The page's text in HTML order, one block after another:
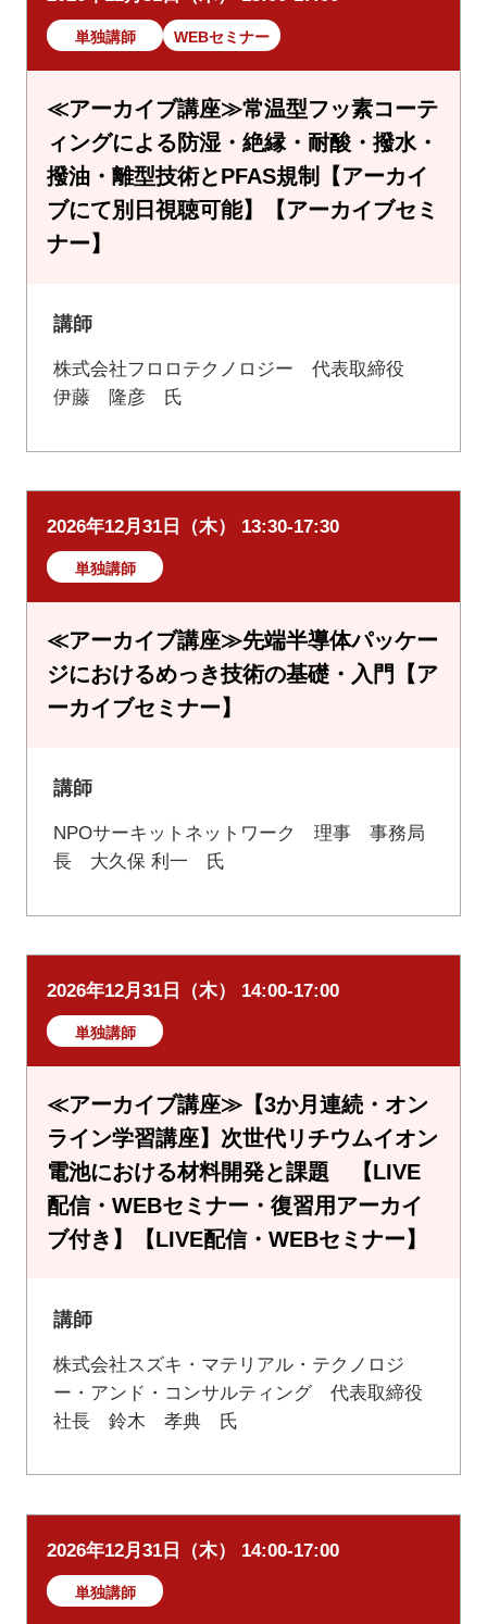
単独講師 WEBセミナー
≪アーカイブ講座≫常温型フッ素コーテ
ィングによる防湿・絶縁・耐酸・撥水・
撥油・離型技術とPFAS規制【アーカイ
ブにて別日視聴可能】【アーカイブセミ
ナー】
講師
株式会社フロロテクノロジー 代表取締役
伊藤 隆彦 氏
2026年12月31日（木） 13:30-17:30
単独講師
≪アーカイブ講座≫先端半導体パッケー
ジにおけるめっき技術の基礎・入門【ア
ーカイブセミナー】
講師
NPOサーキットネットワーク 理事 事務局
長 大久保 利一 氏
2026年12月31日（木） 14:00-17:00
単独講師
≪アーカイブ講座≫【3か月連続・オン
ライン学習講座】次世代リチウムイオン
電池における材料開発と課題 【LIVE
配信・WEBセミナー・復習用アーカイ
ブ付き】【LIVE配信・WEBセミナー】
講師
株式会社スズキ・マテリアル・テクノロジ
ー・アンド・コンサルティング 代表取締役
社長 鈴木 孝典 氏
2026年12月31日（木） 14:00-17:00
単独講師